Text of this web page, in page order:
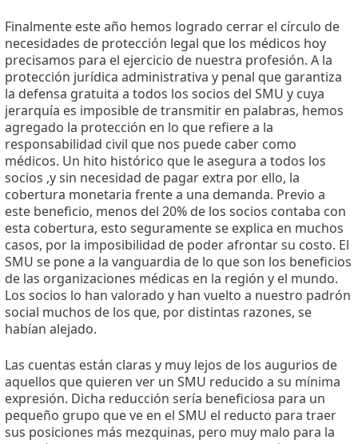
Finalmente este año hemos logrado cerrar el círculo de
necesidades de protección legal que los médicos hoy
precisamos para el ejercicio de nuestra profesión. A la
protección jurídica administrativa y penal que garantiza
la defensa gratuita a todos los socios del SMU y cuya
jerarquía es imposible de transmitir en palabras, hemos
agregado la protección en lo que refiere a la
responsabilidad civil que nos puede caber como
médicos. Un hito histórico que le asegura a todos los
socios ,y sin necesidad de pagar extra por ello, la
cobertura monetaria frente a una demanda. Previo a
este beneficio, menos del 20% de los socios contaba con
esta cobertura, esto seguramente se explica en muchos
casos, por la imposibilidad de poder afrontar su costo. El
SMU se pone a la vanguardia de lo que son los beneficios
de las organizaciones médicas en la región y el mundo.
Los socios lo han valorado y han vuelto a nuestro padrón
social muchos de los que, por distintas razones, se
habían alejado.
Las cuentas están claras y muy lejos de los augurios de
aquellos que quieren ver un SMU reducido a su mínima
expresión. Dicha reducción sería beneficiosa para un
pequeño grupo que ve en el SMU el reducto para traer
sus posiciones más mezquinas, pero muy malo para la